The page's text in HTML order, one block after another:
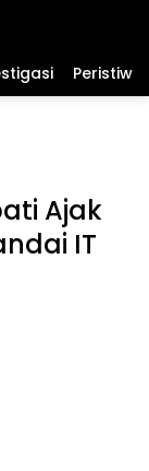
Peristiwa
Ajak
IT